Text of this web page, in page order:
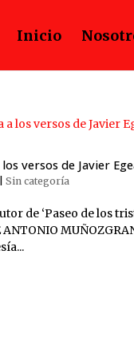
Inicio
versos de Javier
|Sin categoría
de ‘Paseo de los